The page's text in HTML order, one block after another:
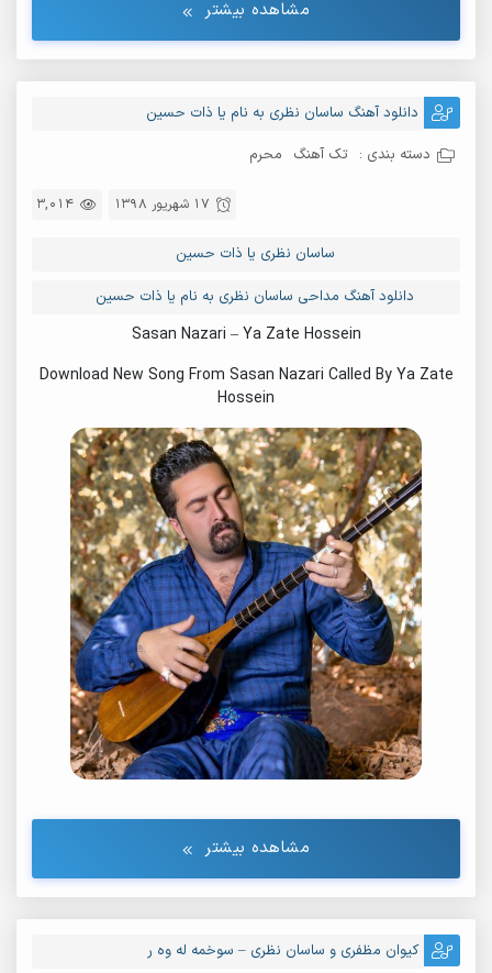
مشاهده بیشتر
دانلود آهنگ ساسان نظری به نام یا ذات حسین
دسته بندی : تک آهنگ محرم
3,014 17 شهریور 1398
ساسان نظری یا ذات حسین
دانلود آهنگ مداحی ساسان نظری به نام یا ذات حسین
Sasan Nazari – Ya Zate Hossein
Download New Song From Sasan Nazari Called By Ya Zate
Hossein
مشاهده بیشتر
کیوان مظفری و ساسان نظری – سوخمه له وه ر